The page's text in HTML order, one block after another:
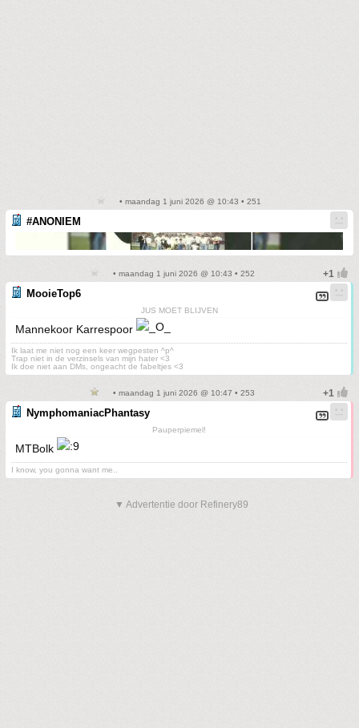
• maandag 1 juni 2026 @ 10:43 • 251
#ANONIEM
• maandag 1 juni 2026 @ 10:43 • 252
MooieTop6
JUS MOET BLIJVEN
Mannekoor Karrespoor
Ik laat me niet nog een keer wegpesten ^p^
Trap niet in de verzinsels van mijn hater <3
Ik doe niet aan DMs, ongeacht de fabeltjes <3
• maandag 1 juni 2026 @ 10:47 • 253
NymphomaniacPhantasy
Pauperpiemel!
MTBolk
I know, you gonna want me..
▼ Advertentie door Refinery89